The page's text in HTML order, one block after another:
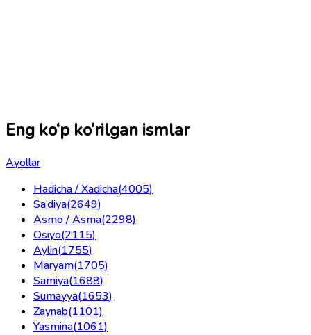
Eng ko‘p ko‘rilgan ismlar
Ayollar
Hadicha / Xadicha(4005)
Sa’diya(2649)
Asmo / Asma(2298)
Osiyo(2115)
Aylin(1755)
Maryam(1705)
Samiya(1688)
Sumayya(1653)
Zaynab(1101)
Yasmina(1061)